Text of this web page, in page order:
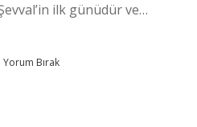
ilk günüdür ve…
Yorum Bırak